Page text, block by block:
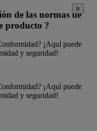
de las normas de
producto ?
¡Aquí puede
y seguridad!
¡Aquí puede
y seguridad!
Ir